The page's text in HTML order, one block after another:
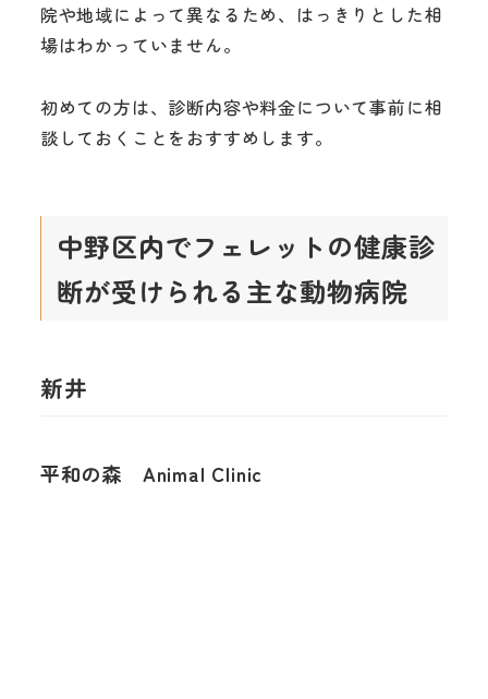
院や地域によって異なるため、はっきりとした相
場はわかっていません。
初めての方は、診断内容や料金について事前に相
談しておくことをおすすめします。
中野区内でフェレットの健康診
断が受けられる主な動物病院
新井
平和の森 Animal Clinic